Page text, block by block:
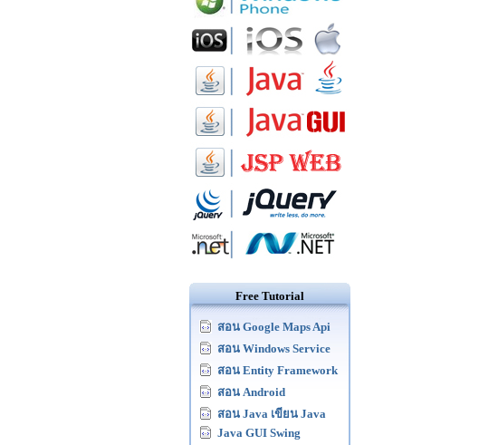
Free Tutorial
สอน Google Maps Api
สอน Windows Service
สอน Entity Framework
สอน Android
สอน Java เขียน Java
Java GUI Swing